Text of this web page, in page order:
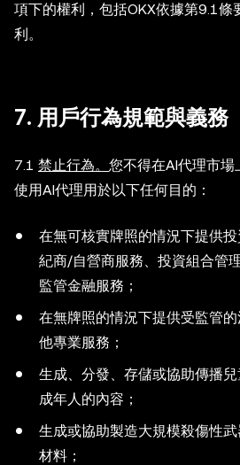
項下的權利，包括OKX依據第9.1條
利。
7. 用戶行為規範與義務
7.1 禁止行為。 您不得在AI代理市
使用AI代理用於以下任何目的：
在無可核實牌照的情況下提供
紀商/自營商服務、投資組合管
監管金融服務；
在無牌照的情況下提供受監管
他專業服務；
生成、分發、存儲或協助傳播
成年人的內容；
生成或協助製造大規模殺傷性
材料；